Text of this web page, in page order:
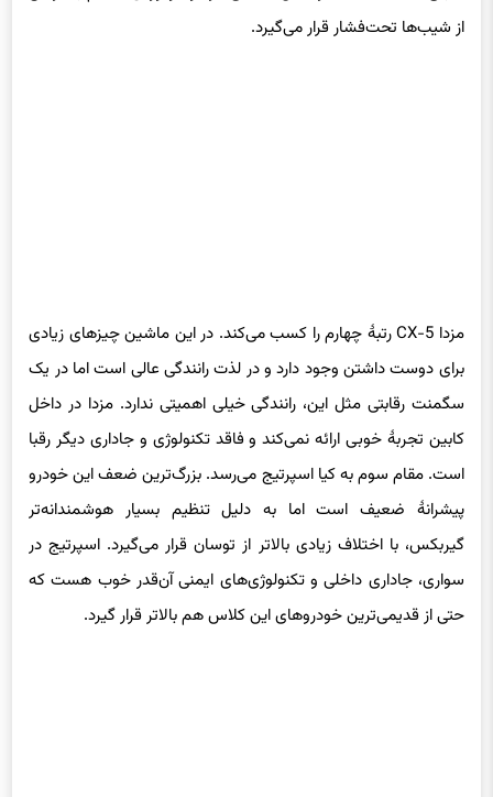
از شیب‌ها تحت‌فشار قرار می‌گیرد.
مزدا CX-5 رتبهٔ چهارم را کسب می‌کند. در این ماشین چیزهای زیادی
برای دوست داشتن وجود دارد و در لذت رانندگی عالی است اما در یک
سگمنت رقابتی مثل این، رانندگی خیلی اهمیتی ندارد. مزدا در داخل
کابین تجربهٔ خوبی ارائه نمی‌کند و فاقد تکنولوژی و جاداری دیگر رقبا
است. مقام سوم به کیا اسپرتیج می‌رسد. بزرگ‌ترین ضعف این خودرو
پیشرانهٔ ضعیف است اما به دلیل تنظیم بسیار هوشمندانه‌تر
گیربکس، با اختلاف زیادی بالاتر از توسان قرار می‌گیرد. اسپرتیج در
سواری، جاداری داخلی و تکنولوژی‌های ایمنی آن‌قدر خوب هست که
حتی از قدیمی‌ترین خودروهای این کلاس هم بالاتر قرار گیرد.